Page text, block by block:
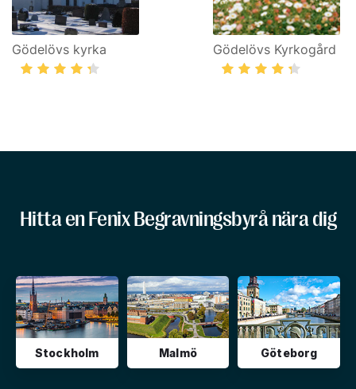
Gödelövs kyrka Gödelövs Kyrkogård
Hitta en Fenix Begravningsbyrå nära dig
Stockholm Malmö Göteborg